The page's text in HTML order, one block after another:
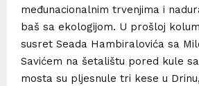
međunacionalnim trvenjima i
baš sa ekologijom. U prošloj
susret Seada Hambiralovića sa
Savićem na šetalištu pored kule
mosta su pljesnule tri kese u